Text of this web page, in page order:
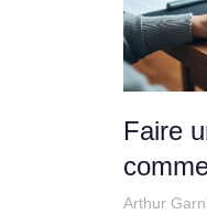
Faire
Arthur